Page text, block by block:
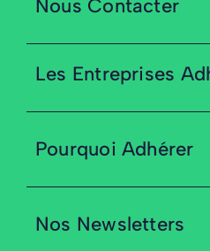
Nous Contacter
Les Entreprises
Pourquoi Adhérer
Nos Newsletters